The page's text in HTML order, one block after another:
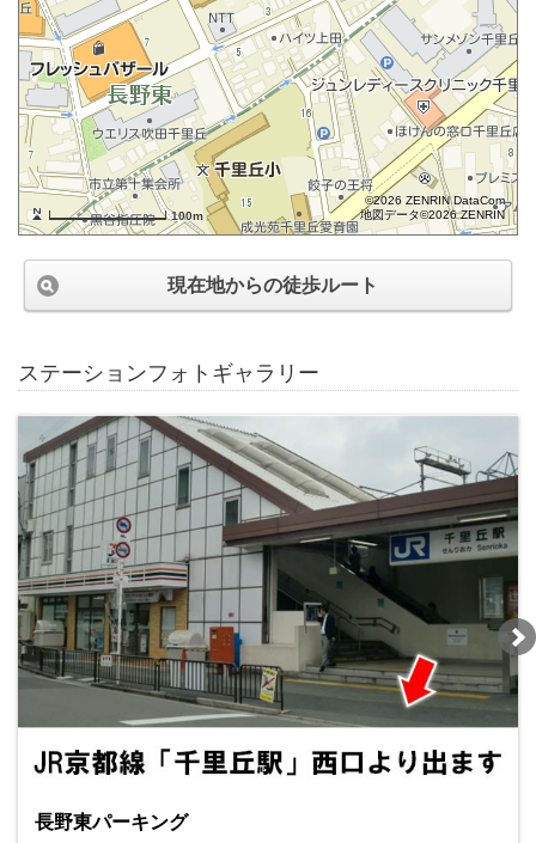
100m
©2026 ZENRIN DataCom
地図データ©2026 ZENRIN
現在地からの徒歩ルート
ステーションフォトギャラリー
長野東パーキング